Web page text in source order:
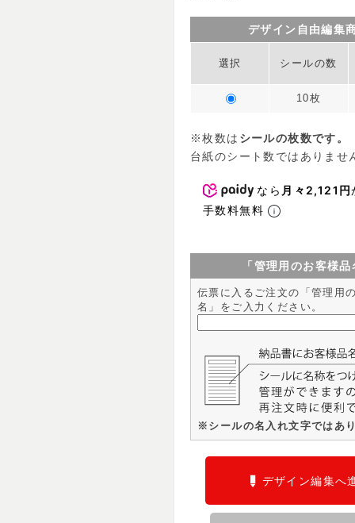
デザイン自由編集
選択 シールの数
10枚
※枚数は シールの枚数です。
台紙のシート数ではありませ
なら 月々2,121円
手数料無料
「管理用のお客様
伝票に入るご注文の「管理用
名」をご入力ください。
※シールの名入れ文字ではあ
デザイン編集へ